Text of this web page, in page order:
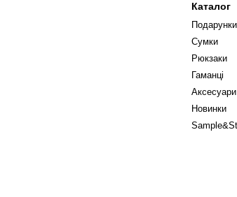
Каталог
Подарунки
Сумки
Рюкзаки
Гаманці
Аксесуари
Новинки